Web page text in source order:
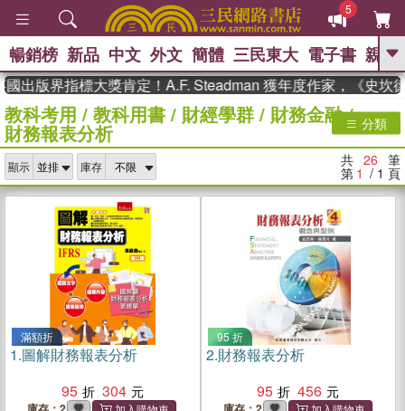
5
GO
熱搜： 東野圭吾 、 高希均教授回憶錄
、 、 、 如果歷
史是一群喵 、 暑期推薦 、 國際布克
台灣的李
登輝時代 、 數學女孩：黎曼猜想 、
暢銷榜 新品 中文 外文 簡體 三民東大 電子書 親子
界指標大獎肯定！A.F. Steadman 獲年度作家，《史坎德》
教科考用 / 教科用書/ 財經學群/ 財務金融/
財務報表分析 分類
顯示 庫存 共 26 筆
第 1 / 1 頁
滿額折
1.圖解財務報表分析
95
304
95 折
2.財務報表分析
95
456